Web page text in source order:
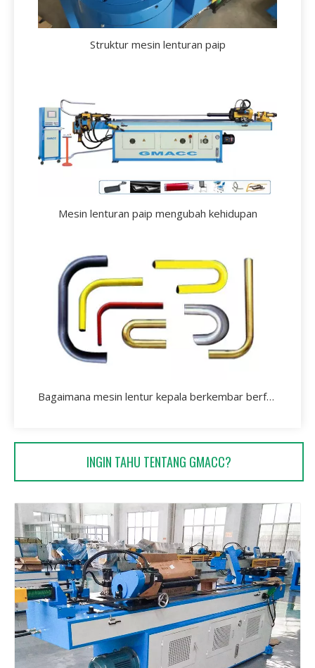
Struktur mesin lenturan paip
Mesin lenturan paip mengubah kehidupan
Bagaimana mesin lentur kepala berkembar berfungsi
INGIN TAHU TENTANG GMACC?